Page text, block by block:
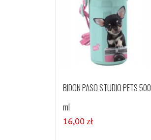
BIDON PASO STUDIO PETS 500
ml
16,00 zł